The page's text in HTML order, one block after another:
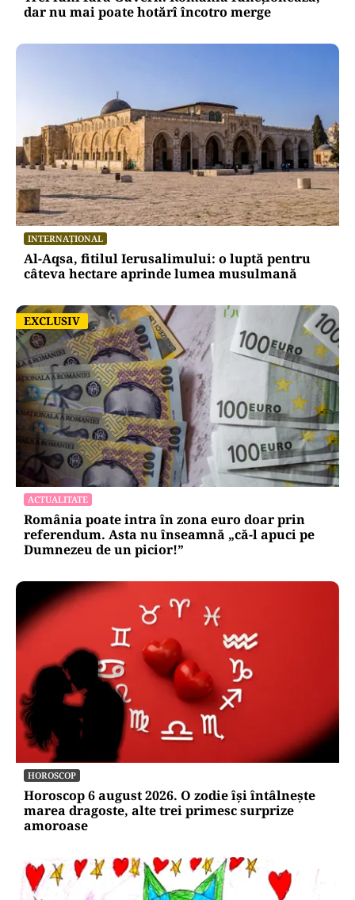
dar nu mai poate hotărî încotro merge
INTERNAȚIONAL
Al-Aqsa, fitilul Ierusalimului: o luptă pentru
câteva hectare aprinde lumea musulmană
EXCLUSIV
EXCLUSIV
ACTUALITATE
România poate intra în zona euro doar prin
referendum. Asta nu înseamnă „că-l apuci pe
Dumnezeu de un picior!”
HOROSCOP
Horoscop 6 august 2026. O zodie își întâlnește
marea dragoste, alte trei primesc surprize
amoroase